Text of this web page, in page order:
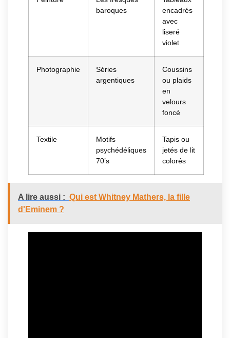
baroques
encadrés
avec
liseré
violet
Photographie
Séries
argentiques
Coussins
ou plaids
en
velours
foncé
Textile
Motifs
psychédéliques
70’s
Tapis ou
jetés de lit
colorés
A lire aussi : Qui est Whitney Mathers, la fille
d'Eminem ?